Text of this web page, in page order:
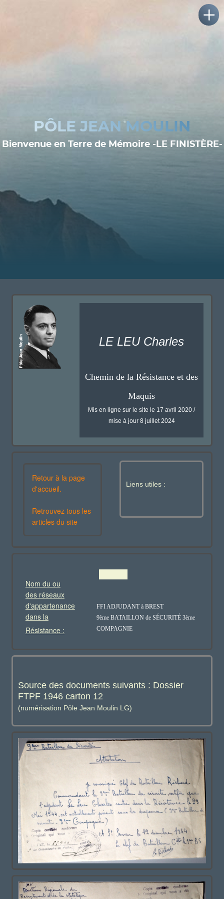
PÔLE JEAN MOULIN
Bienvenue en Terre de Mémoire -LE FINISTÈRE-
LE LEU Charles
Chemin de la Résistance et des
Maquis
Mis en ligne sur le site le 17 avril 2020 /
mise à jour 8 juillet 2024
Retour à la page
d'accueil.
Retrouvez tous les
articles du site
Liens utiles :
Nom du ou
des réseaux
d'appartenance
dans la
Résistance :
FFI ADJUDANT à BREST
9ème BATAILLON de SÉCURITÉ3ème
COMPAGNIE
Source des documents suivants : Dossier
FTPF 1946 carton 12
(numérisation Pôle Jean Moulin LG)